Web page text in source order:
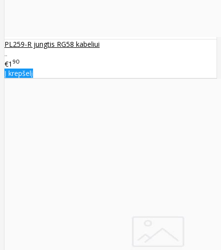
PL259-R jungtis RG58 kabeliui
..
€1 90
Į krepšelį